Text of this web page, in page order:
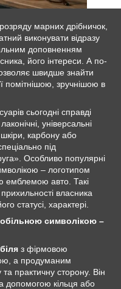
марних дрібничок,
виконувати відразу
доповненням
його інтереси. А по-
швидше знайти
помітнішою, зручнішою в
сьогодні справді
універсальні
шкіри, карбону або
під
Особливо популярні
– логотипом
емблемою авто. Такі
власника
статусі, характері.
символікою –
з фірмовою
а продуманим
практичну сторону. Він
допомогою кільця або